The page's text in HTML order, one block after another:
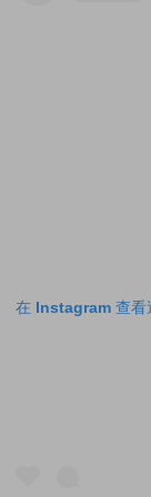
在 Instagram 查看